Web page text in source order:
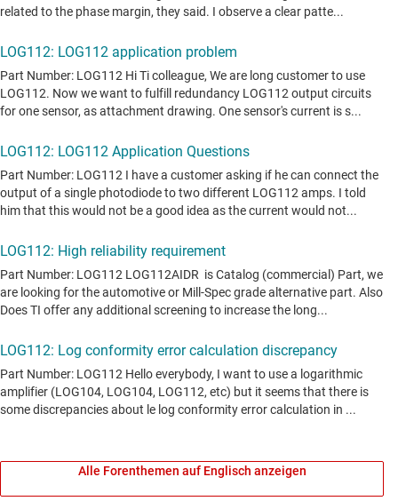
Alle Forenthemen auf Englisch anzeigen